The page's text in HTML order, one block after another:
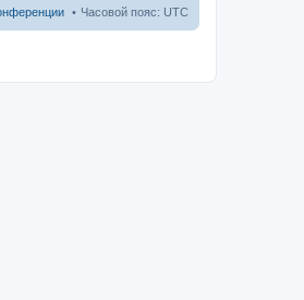
Часовой пояс: UTC